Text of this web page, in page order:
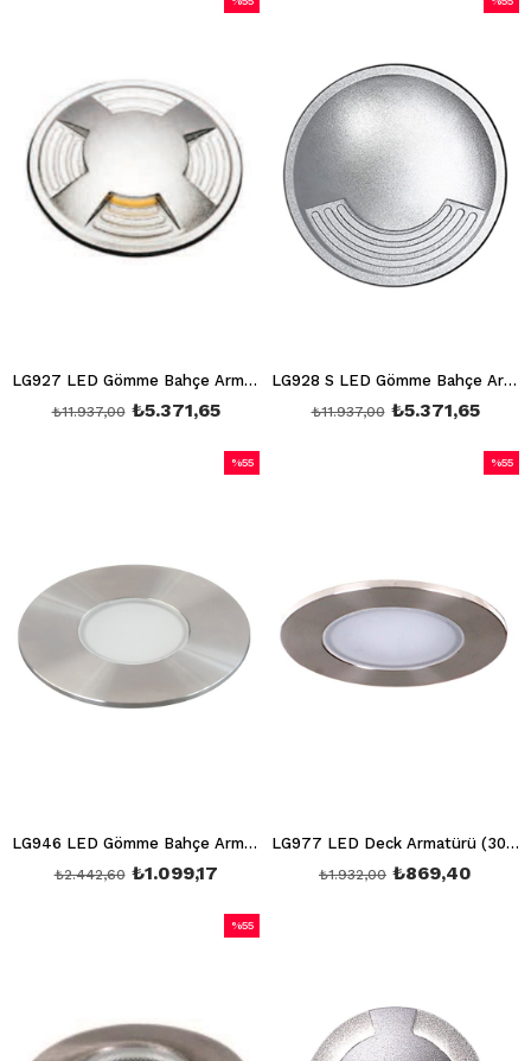
LG927 LED Gömme Bahçe Armatürü (3000K)
₺5.371,65
₺11.937,00
LG928 S LED Gömme Bahçe Armatürü (3000K)
₺5.371,65
₺11.937,00
LG946 LED Gömme Bahçe Armatürü (3000K)
₺1.099,17
₺2.442,60
%55
LG977 LED Deck Armatürü (3000K)
₺869,40
₺1.932,00
%55
%55